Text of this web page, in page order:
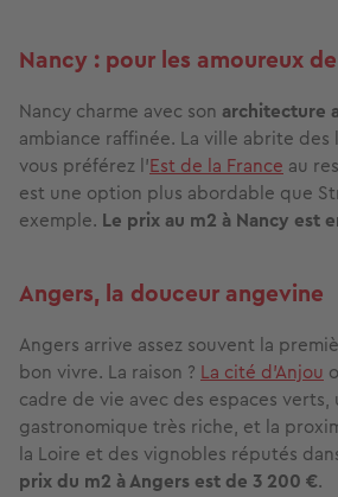
Nancy : pour les amoureux
Nancy charme avec son architecture
ambiance raffinée. La ville abrite des
vous préférez l'Est de la France au
est une option plus abordable que
exemple. Le prix au m2 à Nancy est
Angers, la douceur angevine
Angers arrive assez souvent la
bon vivre. La raison ? La cité d'Anjou
cadre de vie avec des espaces verts,
gastronomique très riche, et la
la Loire et des vignobles réputés
prix du m2 à Angers est de 3 200 €.